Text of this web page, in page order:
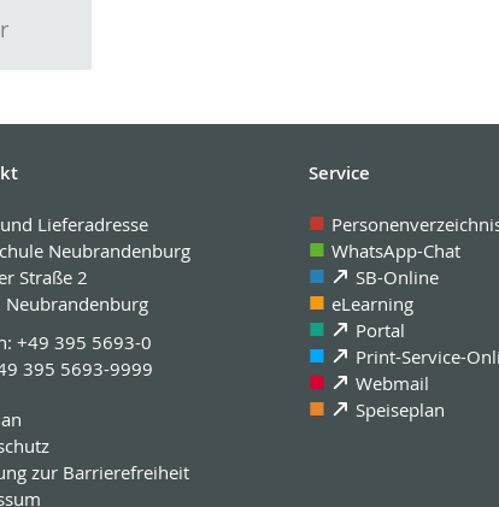
Lieferadresse
Neubrandenburg
Straße 2
Neubrandenburg
+49 395 5693-0
395 5693-9999
zur Barrierefreiheit
Service
WhatsApp-Chat
SB-Online
eLearning
Portal
Print-Service-
Webmail
Speiseplan